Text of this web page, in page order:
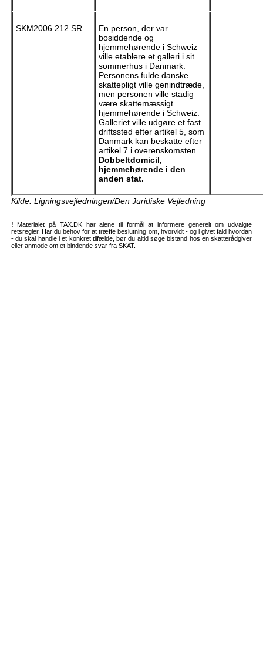
SKM2006.212.SR
En person, der var
bosiddende og
hjemmehørende i Schweiz
ville etablere et galleri i sit
sommerhus i Danmark.
Personens fulde danske
skattepligt ville genindtræde,
men personen ville stadig
være skattemæssigt
hjemmehørende i Schweiz.
Galleriet ville udgøre et fast
driftssted efter artikel 5, som
Danmark kan beskatte efter
artikel 7 i overenskomsten.
Dobbeltdomicil,
hjemmehørende i den
anden stat.
Kilde: Ligningsvejledningen/Den Juridiske Vejledning
! Materialet på TAX.DK har alene til formål at informere generelt om udvalgte
retsregler. Har du behov for at træffe beslutning om, hvorvidt - og i givet fald hvordan
- du skal handle i et konkret tilfælde, bør du altid søge bistand hos en skatterådgiver
eller anmode om et bindende svar fra SKAT.